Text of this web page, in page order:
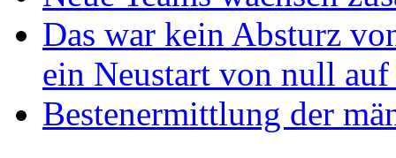
Das war kein Absturz
ein Neustart von null auf
Bestenermittlung der